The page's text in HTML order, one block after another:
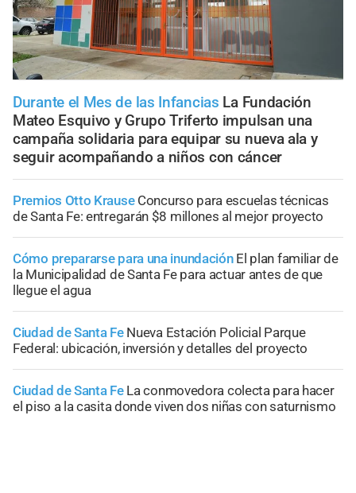
Durante el Mes de las Infancias La Fundación
Mateo Esquivo y Grupo Triferto impulsan una
campaña solidaria para equipar su nueva ala y
seguir acompañando a niños con cáncer
Premios Otto Krause Concurso para escuelas técnicas
de Santa Fe: entregarán $8 millones al mejor proyecto
Cómo prepararse para una inundación El plan familiar de
la Municipalidad de Santa Fe para actuar antes de que
llegue el agua
Ciudad de Santa Fe Nueva Estación Policial Parque
Federal: ubicación, inversión y detalles del proyecto
Ciudad de Santa Fe La conmovedora colecta para hacer
el piso a la casita donde viven dos niñas con saturnismo